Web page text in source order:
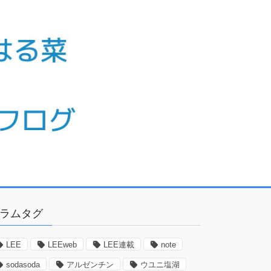
ムタグ
LEE LEEweb LEE連載 note
sodasoda アルゼンチン ウユニ塩湖